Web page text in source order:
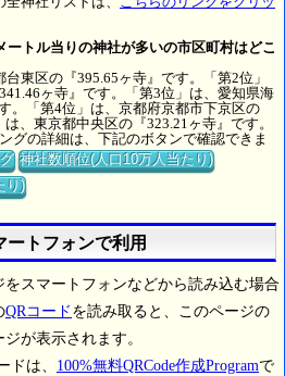
ートル当りの神社が多いの市区町村はどこ
東区の『395.65ヶ寺』です。「第2位」
ヶ寺』です。「第3位」は、愛知県海
。「第4位」は、京都府京都市下京区の
、東京都中央区の『323.21ヶ寺』です。
グの詳細は、下記のボタンで確認できま
神社数順位(人口10万人当たり)
り)
ートフォンで利用
をスマートフォンなどから読み込む場合
QRコード を読み取ると、このページの
が表示されます。
ドは、 100%無料QRCode作成Programで